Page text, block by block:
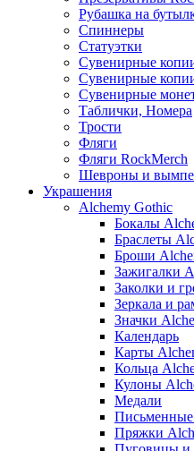
Рубашка на
Спиннеры
Статуэтки
Сувенирные
Сувенирные
Сувенирные
Таблички, Номера
Трости
Фляги
Фляги RockMerch
Шевроны и
Украшения
Alchemy Gothic
Бокалы
Браслеты
Броши
Зажигалки
Заколки и
Зеркала и
Значки
Календарь
Карты
Кольца
Кулоны
Медали
Пряжки